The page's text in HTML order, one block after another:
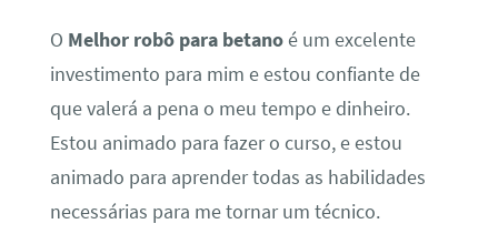
O Melhor robô para betanoé um excelente
investimento para mim e estou confiante de
que valerá a pena o meu tempo e dinheiro.
Estou animado para fazer o curso, e estou
animado para aprender todas as habilidades
necessárias para me tornar um técnico.